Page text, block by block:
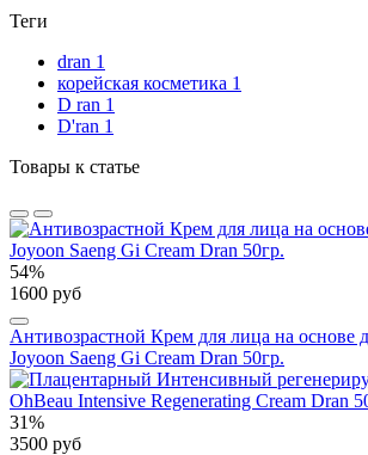
Теги
dran 1
корейская косметика 1
D ran 1
D'ran 1
Товары к статье
54%
1600 руб
Антивозрастной Крем для лица на основе
Joyoon Saeng Gi Cream Dran 50гр.
31%
3500 руб